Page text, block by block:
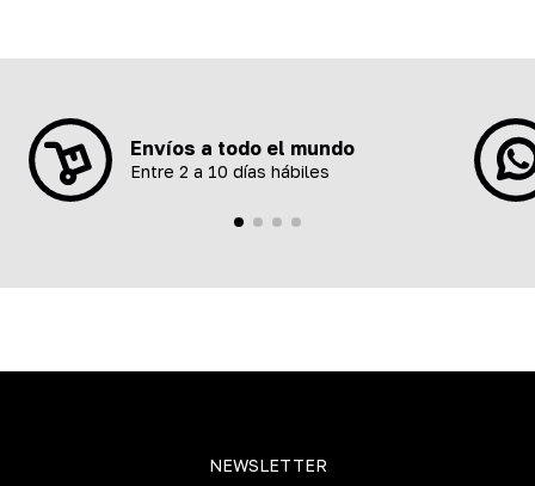
Envíos a todo el mundo
Entre 2 a 10 días hábiles
NEWSLETTER